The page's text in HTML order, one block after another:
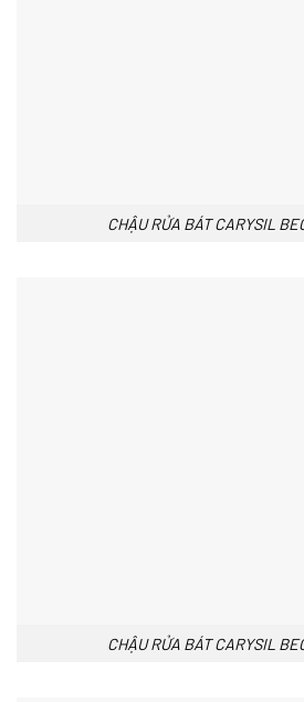
CHẬU RỬA BÁT CARYSIL
CHẬU RỬA BÁT CARYSIL